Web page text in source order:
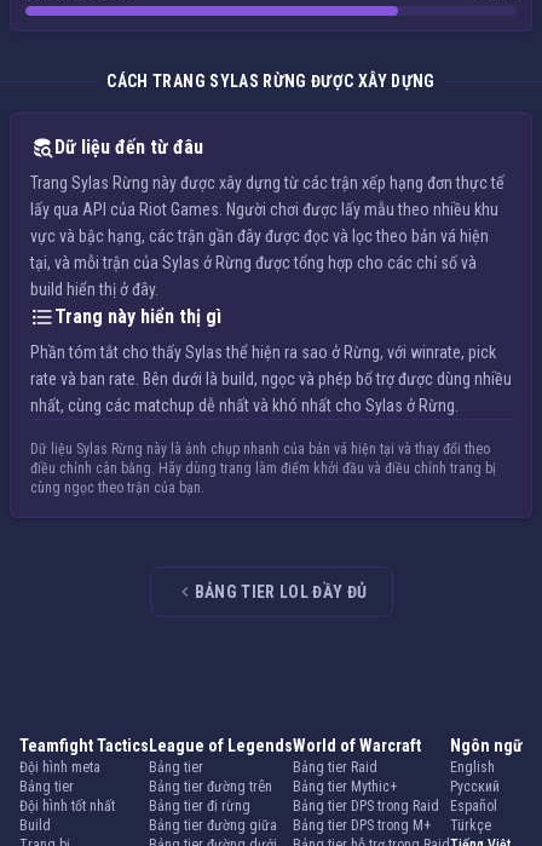
CÁCH TRANG SYLAS RỪNG ĐƯỢC XÂY DỰNG
Dữ liệu đến từ đâu
Trang Sylas Rừng này được xây dựng từ các trận xếp hạng đơn thực tế
lấy qua API của Riot Games. Người chơi được lấy mẫu theo nhiều khu
vực và bậc hạng, các trận gần đây được đọc và lọc theo bản vá hiện
tại, và mỗi trận của Sylas ở Rừng được tổng hợp cho các chỉ số và
build hiển thị ở đây.
Trang này hiển thị gì
Phần tóm tắt cho thấy Sylas thể hiện ra sao ở Rừng, với winrate, pick
rate và ban rate. Bên dưới là build, ngọc và phép bổ trợ được dùng nhiều
nhất, cùng các matchup dễ nhất và khó nhất cho Sylas ở Rừng.
Dữ liệu Sylas Rừng này là ảnh chụp nhanh của bản vá hiện tại và thay đổi theo
điều chỉnh cân bằng. Hãy dùng trang làm điểm khởi đầu và điều chỉnh trang bị
cùng ngọc theo trận của bạn.
BẢNG TIER LOL ĐẦY ĐỦ
Teamfight Tactics
Đội hình meta
Bảng tier
Đội hình tốt nhất
Build
League of Legends
Bảng tier
Bảng tier đường trên
Bảng tier đi rừng
Bảng tier đường giữa
World of Warcraft
Bảng tier Raid
Bảng tier Mythic+
Bảng tier DPS trong Raid
Bảng tier DPS trong M+
Ngôn ngữ
English
Русский
Español
Türkçe